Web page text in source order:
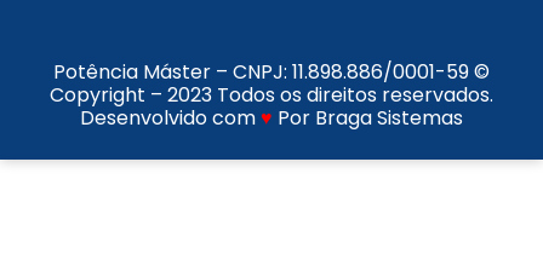
Potência Máster – CNPJ: 11.898.886/0001-59©
Copyright – 2023 Todos os direitos reservados.
Desenvolvido com♥ Por Braga Sistemas